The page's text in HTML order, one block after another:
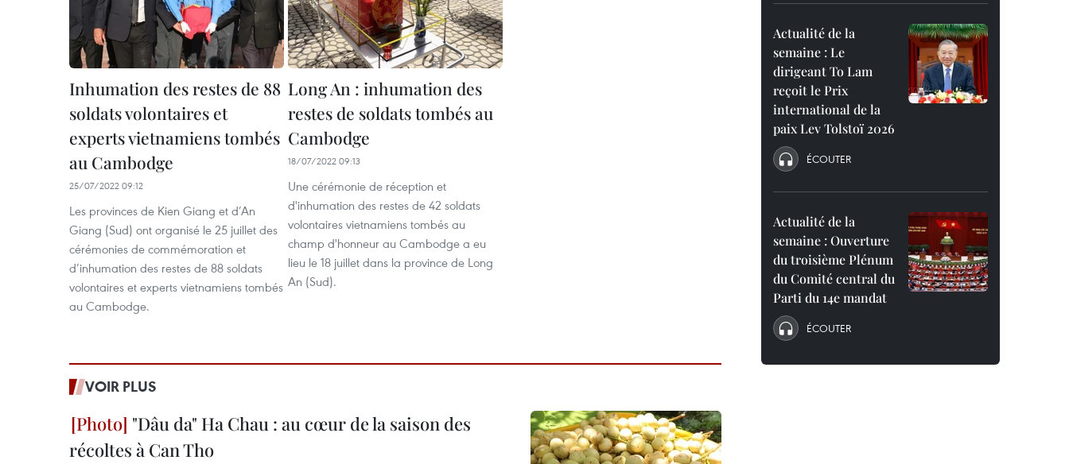
Inhumation des restes de 88
soldats volontaires et
experts vietnamiens tombés
au Cambodge
25/07/2022 09:12
Les provinces de Kien Giang et d’An
Giang (Sud) ont organisé le 25 juillet des
cérémonies de commémoration et
d’inhumation des restes de 88 soldats
volontaires et experts vietnamiens tombés
au Cambodge.
Long An : inhumation des
restes de soldats tombés au
Cambodge
18/07/2022 09:13
Une cérémonie de réception et
d'inhumation des restes de 42 soldats
volontaires vietnamiens tombés au
champ d'honneur au Cambodge a eu
lieu ​le 18 juillet dans la province de Long
An (Sud).
VOIR PLUS
"Dâu da" Ha Chau : au cœur de la saison des
récoltes à Can Tho
Actualité de la
semaine : Le
dirigeant To Lam
reçoit le Prix
international de la
paix Lev Tolstoï 2026
ÉCOUTER
Actualité de la
semaine : Ouverture
du troisième Plénum
du Comité central du
Parti du 14e mandat
ÉCOUTER